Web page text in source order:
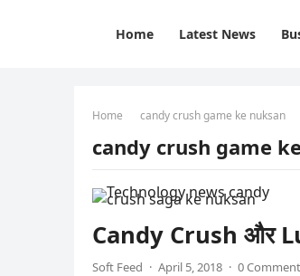
Home Latest News
Home candy crush game ke nuksan
candy crush game
Candy Crush और
Soft Feed · April 5, 2018 · 0 Comment